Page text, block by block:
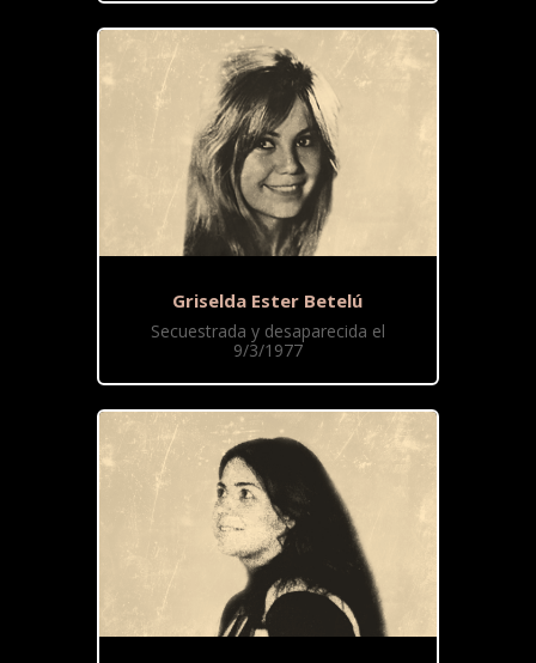
Griselda Ester Betelú
Secuestrada y desaparecida el
9/3/1977